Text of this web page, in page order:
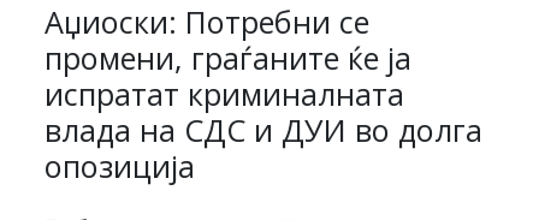
Аџиоски: Потребни се
промени, граѓаните ќе ја
испратат криминалната
влада на СДС и ДУИ во долга
опозиција